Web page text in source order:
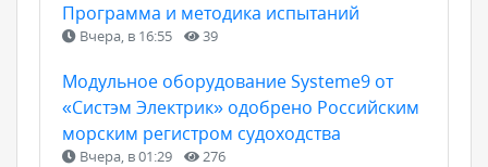
Программа и методика испытаний
Вчера, в 16:55 39
Модульное оборудование Systeme9 от
«Систэм Электрик» одобрено Российским
морским регистром судоходства
Вчера, в 01:29 276